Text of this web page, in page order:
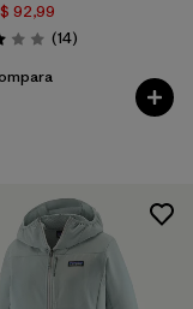
$ 92,99
3.0 / 5
(14Comentarios
)